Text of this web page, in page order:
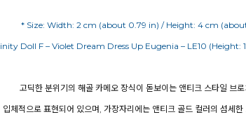
Doll F – Violet Dream Dress Up Eugenia – LE10 (Height:
고딕한 분위기의 해골 카메오 장식이 돋보이는 앤티크 스타일 브
체적으로 표현되어 있으며, 가장자리에는 앤티크 골드 컬러의 섬세